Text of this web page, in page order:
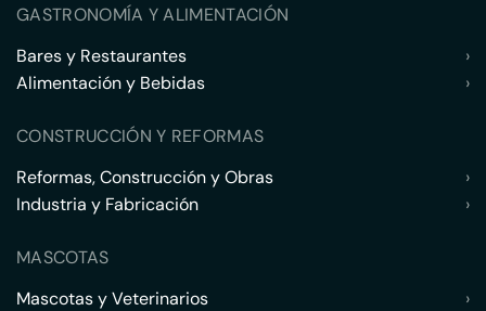
GASTRONOMÍA Y ALIMENTACIÓN
Bares y Restaurantes
›
Alimentación y Bebidas
›
CONSTRUCCIÓN Y REFORMAS
Reformas, Construcción y Obras
›
Industria y Fabricación
›
MASCOTAS
Mascotas y Veterinarios
›